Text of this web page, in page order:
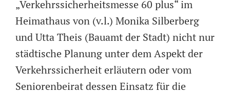
„Verkehrssicherheitsmesse 60 plus“ im
Heimathaus von (v.l.) Monika Silberberg
und Utta Theis (Bauamt der Stadt) nicht nur
städtische Planung unter dem Aspekt der
Verkehrssicherheit erläutern oder vom
Seniorenbeirat dessen Einsatz für die